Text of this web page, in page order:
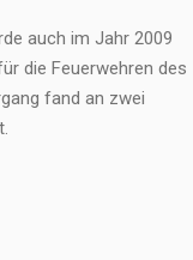
auch im Jahr 2009
die Feuerwehren des
fand an zwei